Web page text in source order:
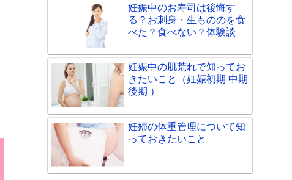
妊娠中のお寿司は後悔す
る？お刺身・生もののを食
べた？食べない？体験談
妊娠中の肌荒れで知ってお
きたいこと（妊娠初期 中期
後期 ）
妊婦の体重管理について知
っておきたいこと